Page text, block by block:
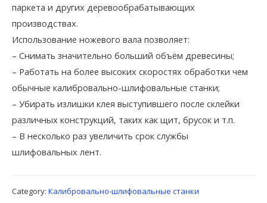
паркета и других деревообрабатывающих
производствах.
Использование ножевого вала позволяет:
– Снимать значительно больший объём древесины;
– Работать на более высоких скоростях обработки чем
обычные калибровально-шлифовальные станки;
– Убирать излишки клея выступившего после склейки
различных конструкций, таких как щит, брусок и т.п.
– В несколько раз увеличить срок службы
шлифовальных лент.
Category: Калибровально-шлифовальные станки